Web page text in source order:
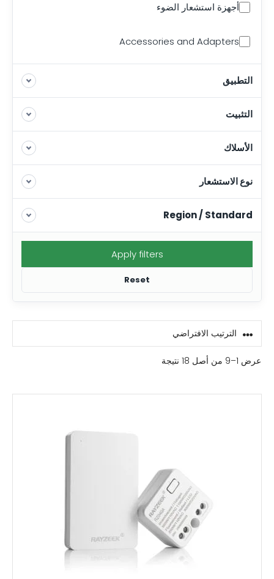
أجهزة استشعار الضوء
Accessories and Adapters
التطبيق
التثبيت
الأسلاك
نوع الاستشعار
Region / Standard
Apply filters
Reset
عرض 1–9 من أصل 18 نتيجة